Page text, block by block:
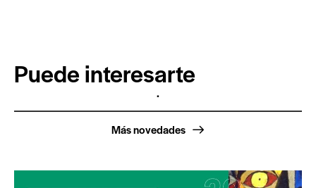
Puede interesarte
.
Más novedades